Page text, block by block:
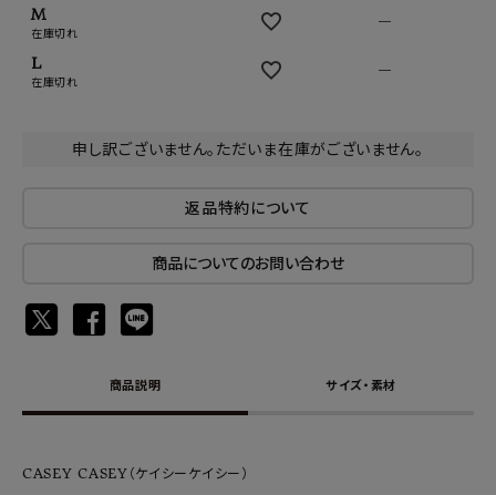
M
在庫切れ
—
L
在庫切れ
—
申し訳ございません。ただいま在庫がございません。
返品特約について
商品についてのお問い合わせ
商品説明 サイズ・素材
CASEY CASEY（ケイシーケイシー）